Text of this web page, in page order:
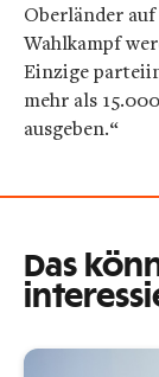
Oberländer
Wahlkampf
Einzige
mehr als
ausgeben.“
Das